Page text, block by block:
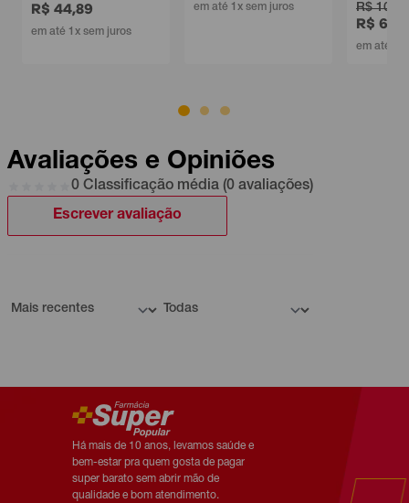
em até 1x sem juros R$ 10,89
Avaliações e Opiniões
0 Classificação média (0 avaliações)
Escrever avaliação
Há mais de 10 anos, levamos saúde e
bem-estar pra quem gosta de pagar
super barato sem abrir mão de
qualidade e bom atendimento.